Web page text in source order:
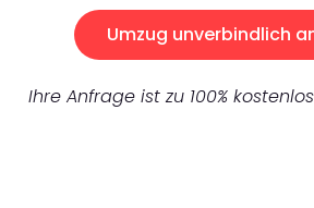
Umzug unverbindlich
Ihre Anfrage ist zu 100%